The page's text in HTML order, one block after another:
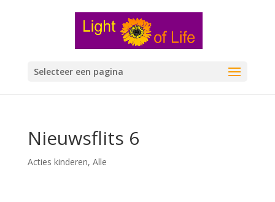
Selecteer een pagina
Nieuwsflits 6
Acties kinderen, Alle